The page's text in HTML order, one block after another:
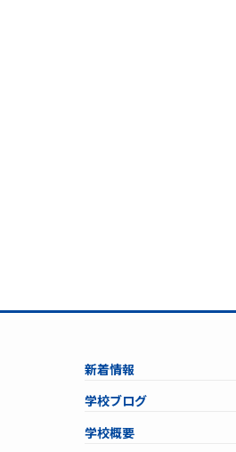
新着情報
学校ブログ
学校概要